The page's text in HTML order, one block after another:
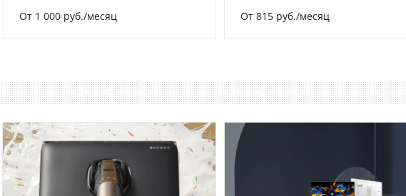
От 1 000 руб./месяц От 815 руб./месяц